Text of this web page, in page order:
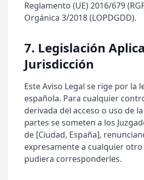
Reglamento (UE) 2016/679
Orgánica 3/2018 (LOPDGDD).
7. Legislación
Jurisdicción
Este Aviso Legal se rige por la
española. Para cualquier
derivada del acceso o uso de
partes se someten a los
de [Ciudad, España],
expresamente a cualquier
pudiera corresponderles.